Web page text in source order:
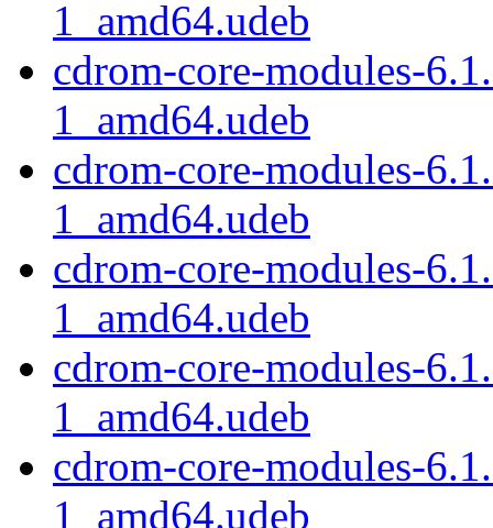
1_amd64.udeb
cdrom-core-modules-
1_amd64.udeb
cdrom-core-modules-
1_amd64.udeb
cdrom-core-modules-
1_amd64.udeb
cdrom-core-modules-
1_amd64.udeb
cdrom-core-modules-
1_amd64.udeb